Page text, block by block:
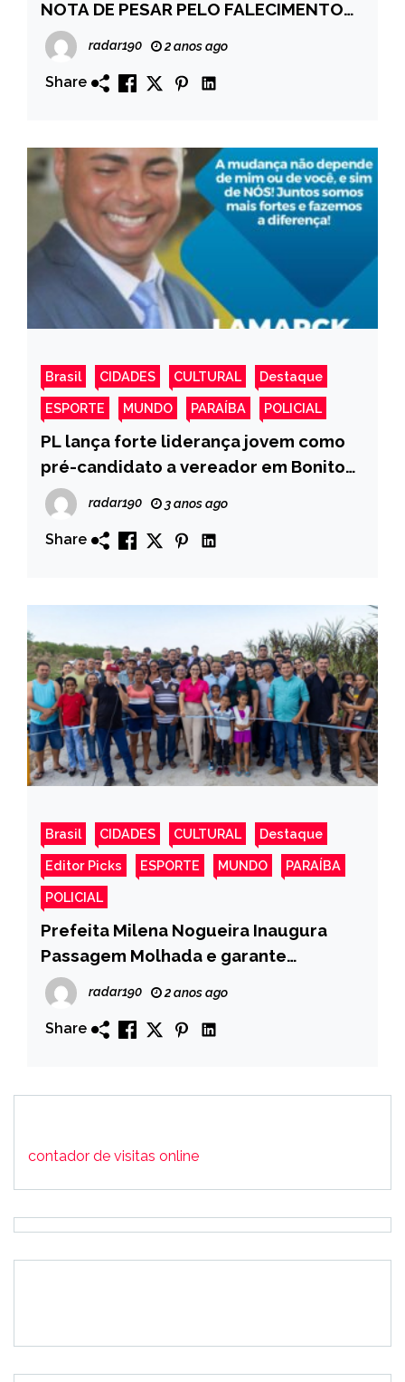
NOTA DE PESAR PELO FALECIMENTO
DE AURENI SILVA IRMÃ DE VALDIR
FUNCIONÁRIO DA PREFEITURA
radar190 2 anos ago
Share
Brasil CIDADES CULTURAL Destaque
ESPORTE MUNDO PARAÍBA POLICIAL
PL lança forte liderança jovem como
pré-candidato a vereador em Bonito
de Santa Fé
radar190 3 anos ago
Share
Brasil CIDADES CULTURAL Destaque
Editor Picks ESPORTE MUNDO PARAÍBA
POLICIAL
Prefeita Milena Nogueira Inaugura
Passagem Molhada e garante
continuar trabalhando em busca de
melhorias para o município de Monte
Horebe
radar190 2 anos ago
Share
contador de visitas online